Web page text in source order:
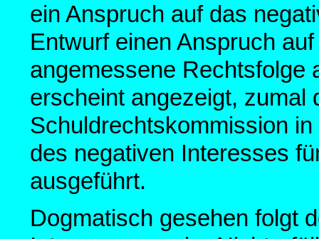
ein Anspruch auf das
Entwurf einen Anspruch
angemessene Rechtsfolge
erscheint angezeigt, zumal
Schuldrechtskommission
des negativen Interesses
ausgeführt.
Dogmatisch gesehen folgt